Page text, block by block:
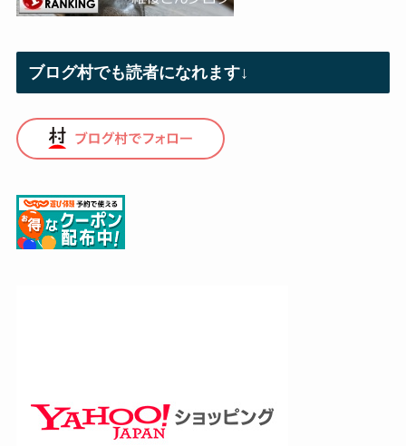
ブログ村でも読者になれます↓